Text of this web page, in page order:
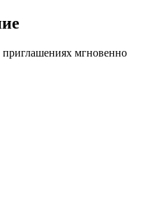
мгновенно